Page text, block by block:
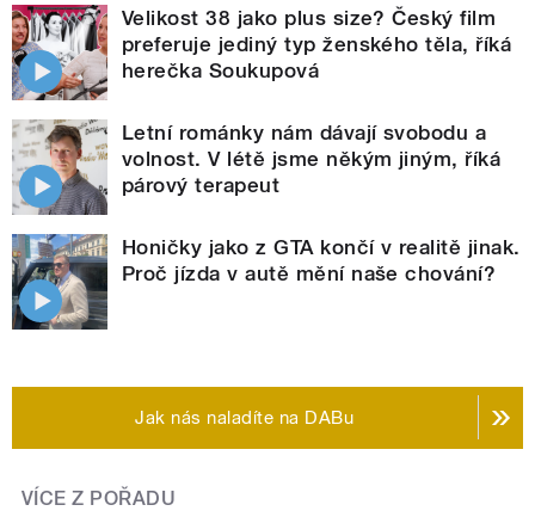
Velikost 38 jako plus size? Český film
preferuje jediný typ ženského těla, říká
herečka Soukupová
Letní románky nám dávají svobodu a
volnost. V létě jsme někým jiným, říká
párový terapeut
Honičky jako z GTA končí v realitě jinak.
Proč jízda v autě mění naše chování?
Jak nás naladíte na DABu
VÍCE Z POŘADU